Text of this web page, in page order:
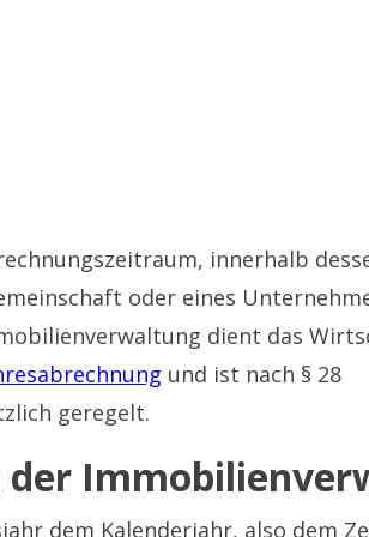
innerhalb
oder eines
dient das
und ist nach § 28
geregelt.
dem Kalenderjahr, also dem